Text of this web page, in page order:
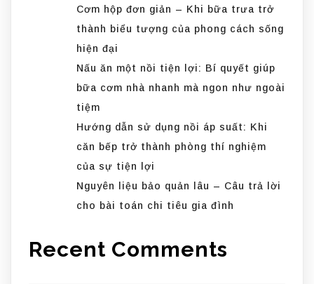
Cơm hộp đơn giản – Khi bữa trưa trở
thành biểu tượng của phong cách sống
hiện đại
Nấu ăn một nồi tiện lợi: Bí quyết giúp
bữa cơm nhà nhanh mà ngon như ngoài
tiệm
Hướng dẫn sử dụng nồi áp suất: Khi
căn bếp trở thành phòng thí nghiệm
của sự tiện lợi
Nguyên liệu bảo quản lâu – Câu trả lời
cho bài toán chi tiêu gia đình
Recent Comments